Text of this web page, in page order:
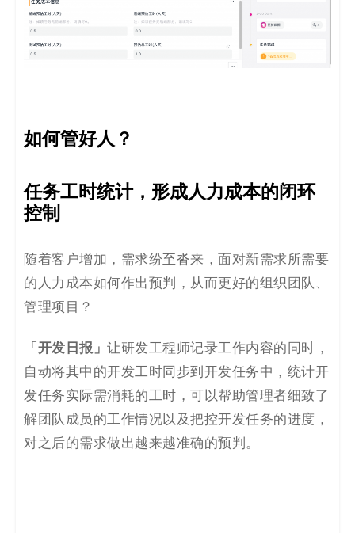
如何管好人？
任务工时统计，形成人力成本的闭环
控制
随着客户增加，需求纷至沓来，面对新需求所需要
的人力成本如何作出预判，从而更好的组织团队、
管理项目？
「开发日报」 让研发工程师记录工作内容的同时，
自动将其中的开发工时同步到开发任务中，统计开
发任务实际需消耗的工时，可以帮助管理者细致了
解团队成员的工作情况以及把控开发任务的进度，
对之后的需求做出越来越准确的预判。